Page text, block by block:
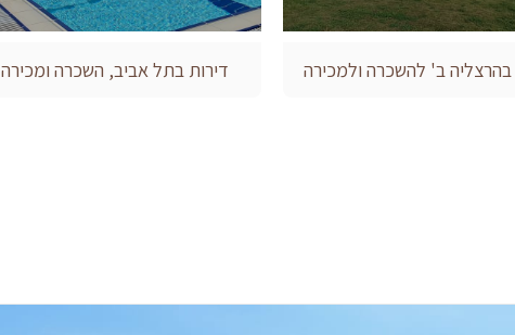
בהרצליה ב' להשכרה ולמכירה דירות בתל אביב, השכרה ומכירה